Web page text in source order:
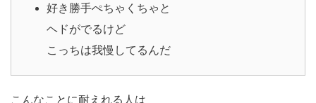
好き勝手ぺちゃくちゃと
ヘドがでるけど
こっちは我慢してるんだ
こんなことに耐えれる人は